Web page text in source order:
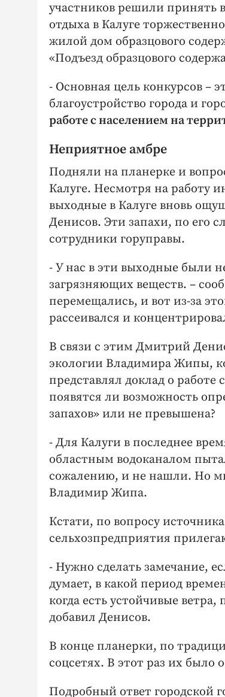
участников решили принять
отдыха в Калуге
жилой дом образцового
«Подъезд образцового
- Основная цель конкурсов –
благоустройство города и
работе с населением на
Неприятное амбре
Подняли на планерке и
Калуге. Несмотря на работу
выходные в Калуге вновь
Денисов. Эти запахи, по его
сотрудники горуправы.
- У нас в эти выходные были
загрязняющих веществ. –
перемещались, и вот из-за
рассеивался и
В связи с этим Дмитрий
экологии Владимира Жипы,
представлял доклад о
появятся ли возможность
запахов» или не превышена?
- Для Калуги в последнее
областным водоканалом
сожалению, и не нашли. Но
Владимир Жипа.
Кстати, по вопросу
сельхозпредприятия
- Нужно сделать замечание,
думает, в какой период
когда есть устойчивые
добавил Денисов.
В конце планерки, по
соцсетях. В этот раз их было
Подробный ответ городской